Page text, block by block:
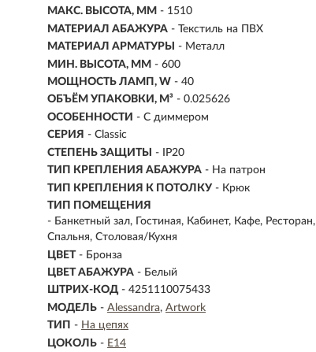
МАКС. ВЫСОТА, ММ - 1510
МАТЕРИАЛ АБАЖУРА - Текстиль на ПВХ
МАТЕРИАЛ АРМАТУРЫ
- Металл
МИН. ВЫСОТА, ММ - 600
МОЩНОСТЬ ЛАМП, W - 40
ОБЪЁМ УПАКОВКИ, М³ - 0.025626
ОСОБЕННОСТИ - С диммером
СЕРИЯ - Classic
СТЕПЕНЬ ЗАЩИТЫ
- IP20
ТИП КРЕПЛЕНИЯ АБАЖУРА - На патрон
ТИП КРЕПЛЕНИЯ К ПОТОЛКУ - Крюк
ТИП ПОМЕЩЕНИЯ
- Банкетный зал, Гостиная, Кабинет, Кафе, Ресторан,
Спальня, Столовая/Кухня
ЦВЕТ - Бронза
ЦВЕТ АБАЖУРА - Белый
ШТРИХ-КОД - 4251110075433
МОДЕЛЬ - Alessandra Artwork
ТИП - На цепях
ЦОКОЛЬ - E14